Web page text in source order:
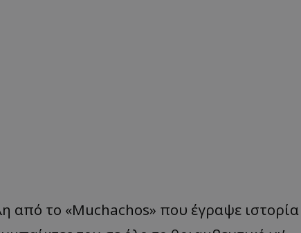
από το «Muchachos» που έγραψε ιστορία